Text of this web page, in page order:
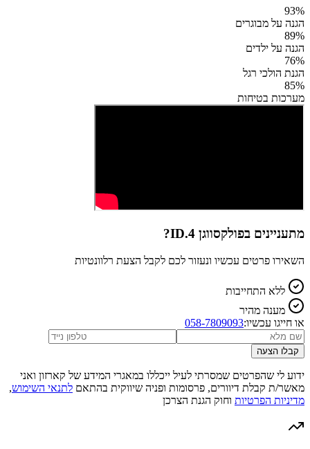
93%
הגנה על מבוגרים
89%
הגנה על ילדים
76%
הגנת הולכי רגל
85%
מערכות בטיחות
מתעניינים בפולקסווגן ID.4 ?
השאירו פרטים עכשיו ונעזור לכם לקבל הצעת רלוונטיות
ללא התחייבות
מענה מהיר
או חייגו עכשיו:058-7809093
קבלו הצעה
ידוע לי שהפרטים שמסרתי לעיל ייכללו במאגרי המידע של קארזון ואני
מאשר/ת קבלת דיוורים, פרסומות ופניה שיווקית בהתאם לתנאי השימוש,
מדיניות הפרטיות וחוק הגנת הצרכן